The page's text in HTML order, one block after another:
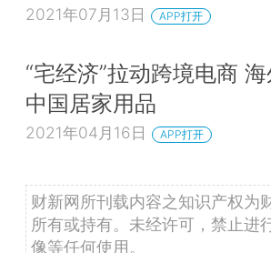
2021年07月13日 APP打开
“宅经济”拉动跨境电商
中国居家用品
2021年04月16日 APP打开
财新网所刊载内容之知识产权为
所有或持有。未经许可，禁止进
像等任何使用。